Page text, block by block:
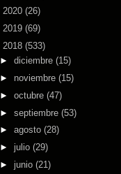
2020 (26)
2019 (69)
2018 (533)
► diciembre (15)
► noviembre (15)
► octubre (47)
► septiembre (53)
► agosto (28)
► julio (29)
► junio (21)